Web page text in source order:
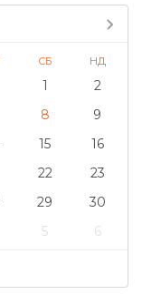
СБ НД
1
2
8
9
15
16
22
23
29
30
5 6